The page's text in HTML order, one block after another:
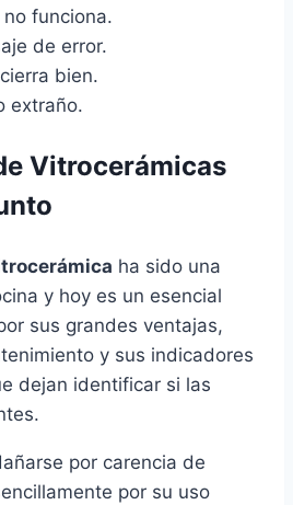
funciona.
de error.
bien.
extraño.
Vitrocerámicas
ha sido una
y hoy es un esencial
sus grandes ventajas,
y sus indicadores
dejan identificar si las
por carencia de
por su uso